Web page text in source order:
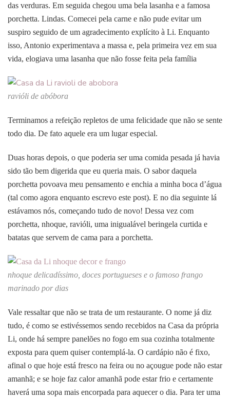
das verduras. Em seguida chegou uma bela lasanha e a famosa
porchetta. Lindas. Comecei pela carne e não pude evitar um
suspiro seguido de um agradecimento explícito à Li. Enquanto
isso, Antonio experimentava a massa e, pela primeira vez em sua
vida, elogiava uma lasanha que não fosse feita pela família
ravióli de abóbora
Terminamos a refeição repletos de uma felicidade que não se sente
todo dia. De fato aquele era um lugar especial.
Duas horas depois, o que poderia ser uma comida pesada já havia
sido tão bem digerida que eu queria mais. O sabor daquela
porchetta povoava meu pensamento e enchia a minha boca d’água
(tal como agora enquanto escrevo este post). E no dia seguinte lá
estávamos nós, começando tudo de novo! Dessa vez com
porchetta, nhoque, ravióli, uma inigualável beringela curtida e
batatas que servem de cama para a porchetta.
nhoque delicadíssimo, doces portugueses e o famoso frango
marinado por dias
Vale ressaltar que não se trata de um restaurante. O nome já diz
tudo, é como se estivéssemos sendo recebidos na Casa da própria
Li, onde há sempre panelões no fogo em sua cozinha totalmente
exposta para quem quiser contemplá-la. O cardápio não é fixo,
afinal o que hoje está fresco na feira ou no açougue pode não estar
amanhã; e se hoje faz calor amanhã pode estar frio e certamente
haverá uma sopa mais encorpada para aquecer o dia. Para ter uma